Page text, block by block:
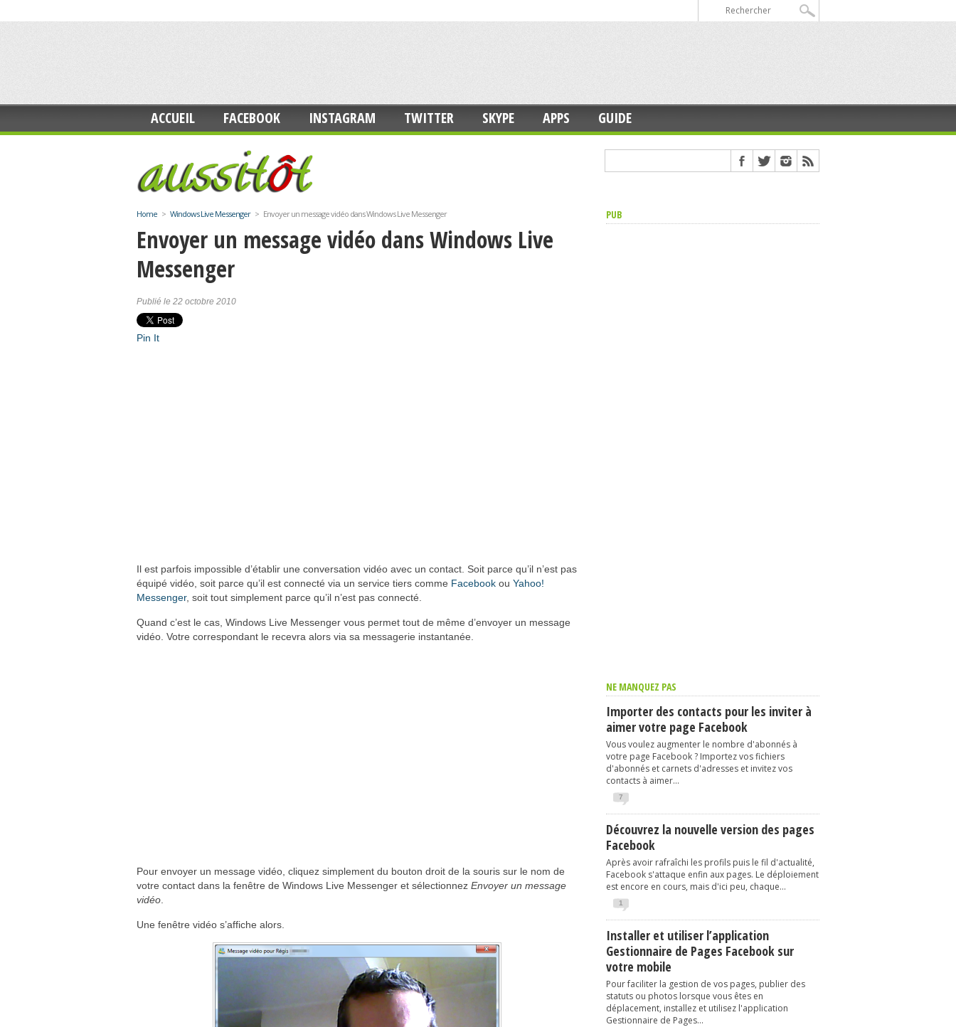
ACCUEIL FACEBOOK INSTAGRAM TWITTER SKYPE APPS GUIDE
Home > Windows Live Messenger> Envoyer un message vidéo dans Windows Live Messenger
Envoyer un message vidéo dans Windows Live
Messenger
Publié le 22 octobre 2010
Pin It
Il est parfois impossible d’établir une conversation vidéo avec un contact. Soit parce qu’il n’est pas
équipé vidéo, soit parce qu’il est connecté via un service tiers comme Facebook ou Yahoo!
Messenger, soit tout simplement parce qu’il n’est pas connecté.
Quand c’est le cas, Windows Live Messenger vous permet tout de même d’envoyer un message
vidéo. Votre correspondant le recevra alors via sa messagerie instantanée.
Pour envoyer un message vidéo, cliquez simplement du bouton droit de la souris sur le nom de
votre contact dans la fenêtre de Windows Live Messenger et sélectionnez Envoyer un message
vidéo
Une fenêtre vidéo s’affiche alors.
PUB
NE MANQUEZ PAS
Importer des contacts pour les inviter à
aimer votre page Facebook
Vous voulez augmenter le nombre d'abonnés à
votre page Facebook ? Importez vos fichiers
d'abonnés et carnets d'adresses et invitez vos
contacts à aimer...
7
Découvrez la nouvelle version des pages
Facebook
Après avoir rafraîchi les profils puis le fil d'actualité,
Facebook s'attaque enfin aux pages. Le déploiement
est encore en cours, mais d'ici peu, chaque...
1
Installer et utiliser l’application
Gestionnaire de Pages Facebook sur
votre mobile
Pour faciliter la gestion de vos pages, publier des
statuts ou photos lorsque vous êtes en
déplacement, installez et utilisez l'application
Gestionnaire de Pages...